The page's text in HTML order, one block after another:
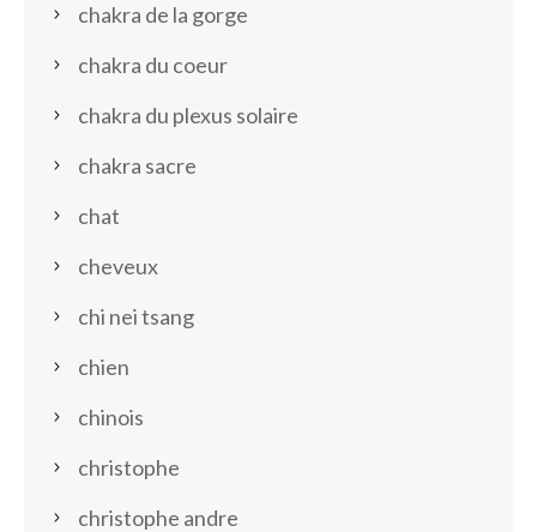
chakra de la gorge
chakra du coeur
chakra du plexus solaire
chakra sacre
chat
cheveux
chi nei tsang
chien
chinois
christophe
christophe andre